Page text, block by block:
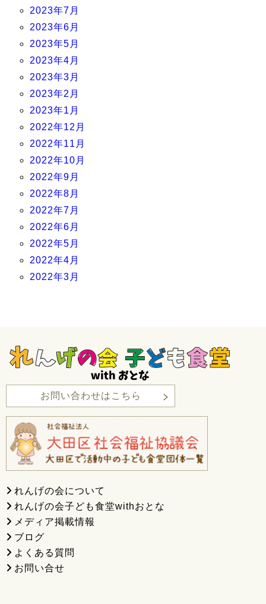
2023年7月
2023年6月
2023年5月
2023年4月
2023年3月
2023年2月
2023年1月
2022年12月
2022年11月
2022年10月
2022年9月
2022年8月
2022年7月
2022年6月
2022年5月
2022年4月
2022年3月
お問い合わせはこちら
れんげの会について
れんげの会子ども食堂withおとな
メディア掲載情報
ブログ
よくある質問
お問い合せ